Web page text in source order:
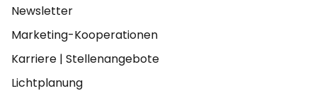
Newsletter
Marketing-Kooperationen
Karriere | Stellenangebote
Lichtplanung